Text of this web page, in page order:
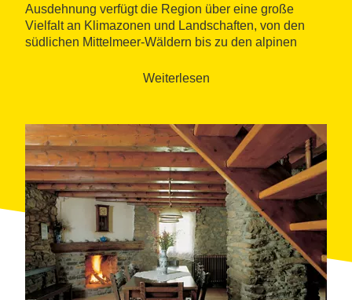
Ausdehnung verfügt die Region über eine große
Vielfalt an Klimazonen und Landschaften, von den
südlichen Mittelmeer-Wäldern bis zu den alpinen
Abenteuersportarten. Einige der nächstgelegenen
Weiterlesen